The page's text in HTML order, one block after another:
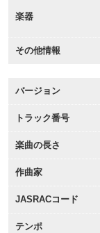
楽器
その他情報
バージョン
トラック番号
楽曲の長さ
作曲家
JASRACコード
テンポ